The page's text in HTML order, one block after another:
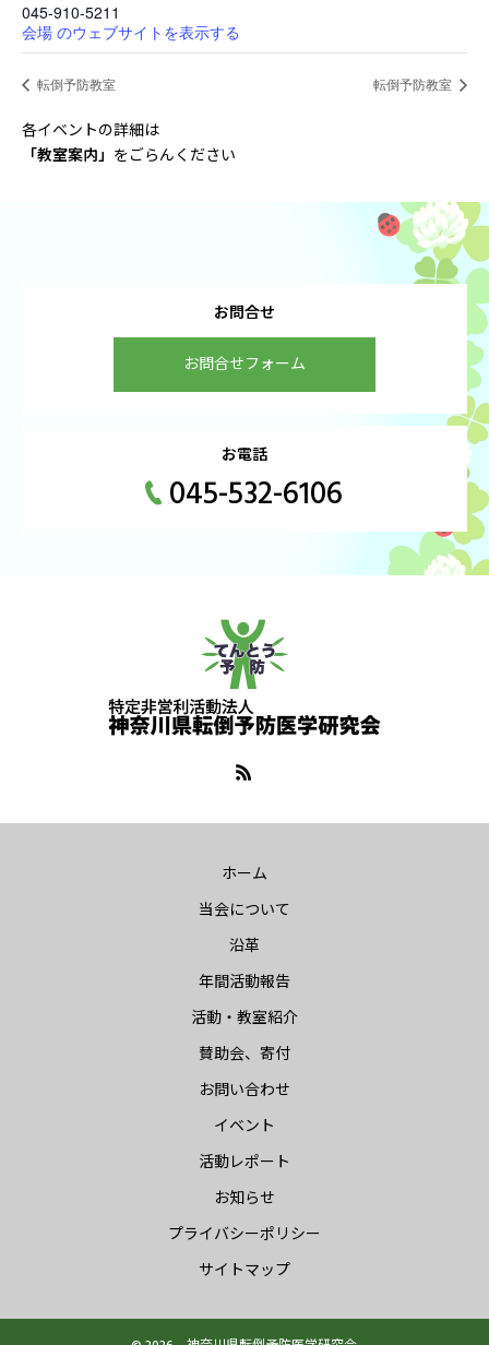
045-910-5211
会場 のウェブサイトを表示する
転倒予防教室 転倒予防教室
各イベントの詳細は
「教室案内」 をごらんください
お問合せ
お問合せフォーム
お電話
045-532-6106
ホーム
当会について
沿革
年間活動報告
活動・教室紹介
賛助会、寄付
お問い合わせ
イベント
活動レポート
お知らせ
プライバシーポリシー
サイトマップ